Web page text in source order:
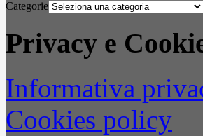
Categorie
Privacy e
Informativa
Cookies policy